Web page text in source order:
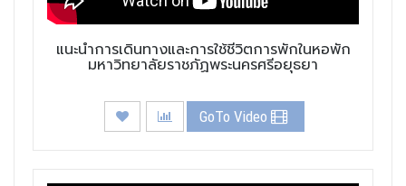
แนะนำการเดินทางและการใช้ชีวิตการพักในหอพัก
มหาวิทยาลัยราชภัฏพระนครศรีอยุธยา
GoTo Video